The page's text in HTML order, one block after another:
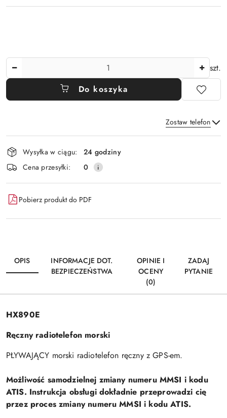
szt.
Do koszyka
Zostaw telefon
Wyślij
Dostępność
i
dostawa
Wysyłka w ciągu:
24 godziny
Cena przesyłki:
0
Pobierz produkt do PDF
OPIS
INFORMACJE DOT.
BEZPIECZEŃSTWA
OPINIE I
OCENY
(0)
ZADAJ
PYTANIE
HX890E
Ręczny radiotelefon morski
PŁYWAJĄCY morski radiotelefon ręczny z GPS-em.
Możliwość samodzielnej zmiany numeru MMSI i kodu
ATIS. Instrukcja obsługi dokładnie przeprowadzi cię
przez proces zmiany numeru MMSI i kodu ATIS.